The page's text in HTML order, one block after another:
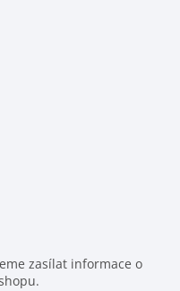
zasílat informace o